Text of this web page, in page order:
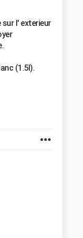
sur l' exterieur
(1.5l).